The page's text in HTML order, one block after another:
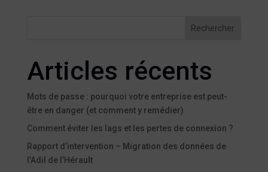
Rechercher
Articles récents
Mots de passe : pourquoi votre entreprise est peut-
être en danger (et comment y remédier)
Comment éviter les lags et les pertes de connexion ?
Rapport d’intervention – Migration des données de
l’Adil de l’Hérault